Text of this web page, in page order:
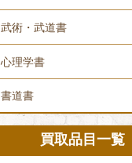
武術・武道書
心理学書
書道書
買取品目一覧